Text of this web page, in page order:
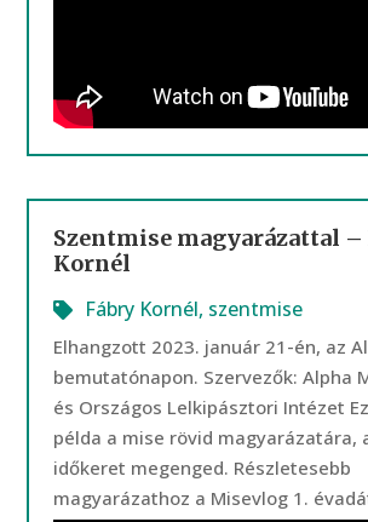
Szentmise magyarázattal –
Kornél
Fábry Kornél, szentmise
Elhangzott 2023. január 21-én, az
bemutatónapon. Szervezők: Alpha
és Országos Lelkipásztori Intézet
példa a mise rövid magyarázatára,
időkeret megenged. Részletesebb
magyarázathoz a Misevlog 1.